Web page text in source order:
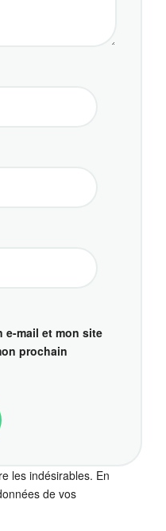
e-mail et mon site
prochain
les indésirables. En
de vos